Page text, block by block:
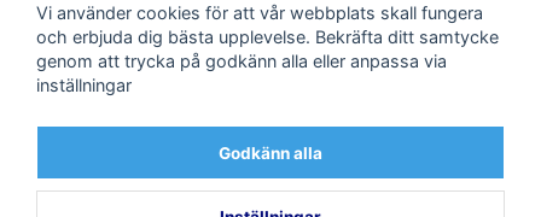
Mail:info@sportscater.se
Support
Allmänna villkor
Kontakta oss
Facebook
Twitter
Vi använder cookies för att vår webbplats skall fungera
och erbjuda dig bästa upplevelse. Bekräfta ditt samtycke
genom att trycka på godkänn alla eller anpassa via
inställningar
Godkänn alla